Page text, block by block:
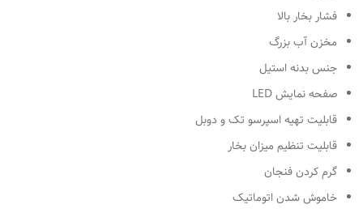
فشار بخار بالا
مخزن آب بزرگ
جنس بدنه استیل
صفحه نمایش LED
قابلیت تهیه اسپرسو تک و دوبل
قابلیت تنظیم میزان بخار
گرم کردن فنجان
خاموش شدن اتوماتیک